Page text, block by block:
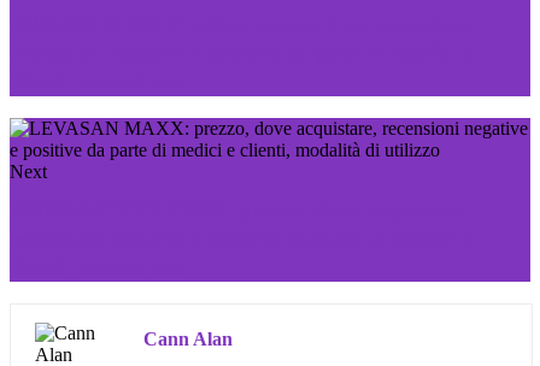
Next
Cann Alan